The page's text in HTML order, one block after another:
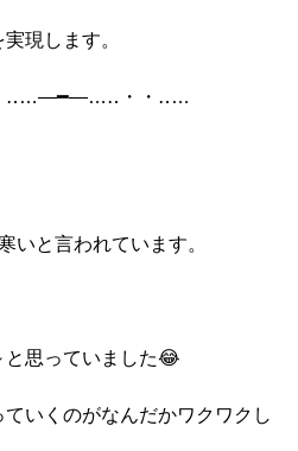
現します。
‥…―━―…‥・・‥…
いと言われています。
と思っていました😂
いくのがなんだかワクワクし